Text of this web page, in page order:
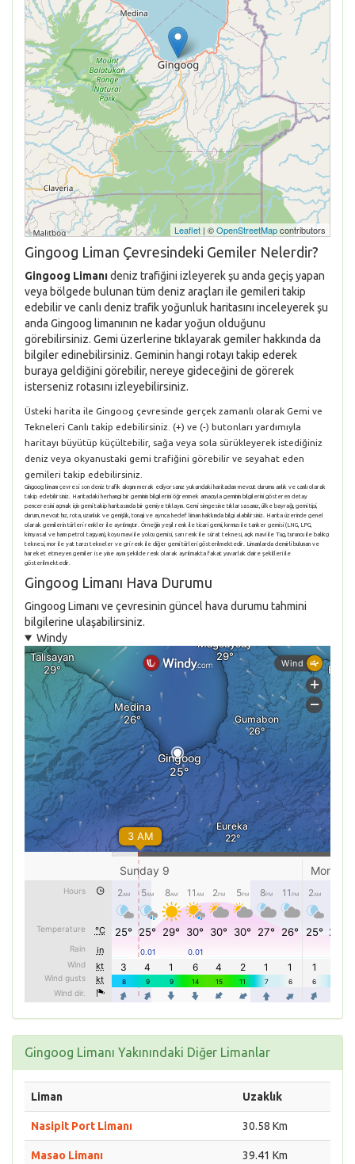
Leaflet | ©OpenStreetMapcontributors
Gingoog Liman Çevresindeki Gemiler Nelerdir?
Gingoog Limanıdeniz trafiğini izleyerek şu anda geçiş yapan
veya bölgede bulunan tüm deniz araçları ile gemileri takip
edebilir ve canlı deniz trafik yoğunluk haritasını inceleyerek şu
anda Gingoog limanının ne kadar yoğun olduğunu
görebilirsiniz. Gemi üzerlerine tıklayarak gemiler hakkında da
bilgiler edinebilirsiniz. Geminin hangi rotayı takip ederek
buraya geldiğini görebilir, nereye gideceğini de görerek
isterseniz rotasını izleyebilirsiniz.
Üsteki harita ile Gingoog çevresinde gerçek zamanlı olarak Gemi ve
Tekneleri Canlı takip edebilirsiniz. (+) ve (-) butonları yardımıyla
haritayı büyütüp küçültebilir, sağa veya sola sürükleyerek istediğiniz
deniz veya okyanustaki gemi trafiğini görebilir ve seyahat eden
gemileri takip edebilirsiniz.
Gingoog limanı çevresi son deniz trafik akışını merak ediyorsanız yukarıdaki haritadan mevcut durumu anlık ve canlı olarak
takip edebilirsiniz. Haritadaki herhangi bir geminin bilgilerini öğrenmek amacıyla geminin bilgilerini gösteren detay
penceresini açmak için gemi takip haritasında bir gemiye tıklayın. Gemi simgesine tıklarsasanız, ülke bayrağı, gemi tipi,
durum, mevcut hız, rota, uzunluk ve genişlik, tonajı ve ayrıca hedef liman hakkında bilgi alabilirsiniz. Harita üzerinde genel
olarak gemilerin türleri renkler ile ayrılmıştır. Örneğin yeşil renk ile ticari gemi, kırmızı ile tanker gemisi (LNG, LPG,
kimyasal ve ham petrol taşıyan), koyu mavi ile yolcu gemisi, sarı renk ile sürat teknesi, açık mavi ile Tug, turuncu ile balıkçı
teknesi, mor ile yat tarzı tekneler ve gri renk ile diğer gemi türleri gösterilmektedir. Limanlarda demirli bulunan ve
hareket etmeyen gemiler ise yine aynı şekilde renk olarak ayrılmakta fakat yuvarlak daire şekilleri ile
gösterilmektedir.
Gingoog Limanı Hava Durumu
Gingoog Limanı ve çevresinin güncel hava durumu tahmini
bilgilerine ulaşabilirsiniz.
Windy
Gingoog Limanı Yakınındaki Diğer Limanlar
Liman Uzaklık
Nasipit Port Limanı 30.58 Km
Masao Limanı 39.41 Km